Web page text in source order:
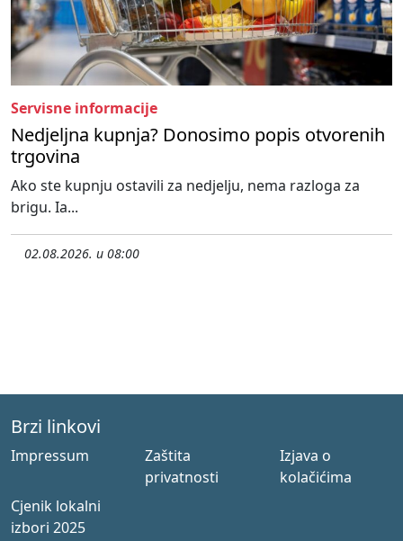
Servisne informacije
Nedjeljna kupnja? Donosimo popis otvorenih
trgovina
Ako ste kupnju ostavili za nedjelju, nema razloga za
brigu. Ia...
02.08.2026. u 08:00
Brzi linkovi
Impressum
Zaštita
privatnosti
Izjava o
kolačićima
Cjenik lokalni
izbori 2025